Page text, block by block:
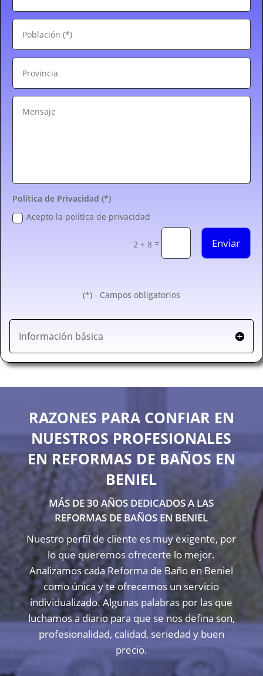
Política de Privacidad (*)
Acepto la política de privacidad
2 + 8 = Enviar
(*) - Campos obligatorios
Información básica
RAZONES PARA CONFIAR EN
NUESTROS PROFESIONALES
EN REFORMAS DE BAÑOS EN
BENIEL
MÁS DE 30 AÑOS DEDICADOS A LAS
REFORMAS DE BAÑOS EN BENIEL
Nuestro perfil de cliente es muy exigente, por
lo que queremos ofrecerte lo mejor.
Analizamos cada Reforma de Baño en Beniel
como única y te ofrecemos un servicio
individualizado. Algunas palabras por las que
luchamos a diario para que se nos defina son,
profesionalidad, calidad, seriedad y buen
precio.